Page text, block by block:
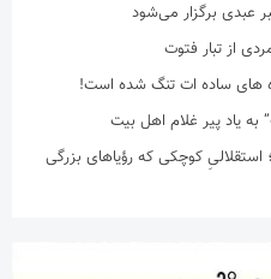
عبدی برگزار می‌شود
از تبار فتوت
های ساده ات تنگ شده است!
به یاد پیر غلام اهل بیت
استقلالیِ کوچکی که رؤیاهای بزرگی